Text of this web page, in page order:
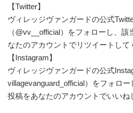
【Twitter】
ヴィレッジヴァンガードの公式
（@vv__official）をフォローし、
なたのアカウントでリツイートして
【Instagram】
ヴィレッジヴァンガードの公式
villagevanguard_official）をフォロ
投稿をあなたのアカウントでいいね